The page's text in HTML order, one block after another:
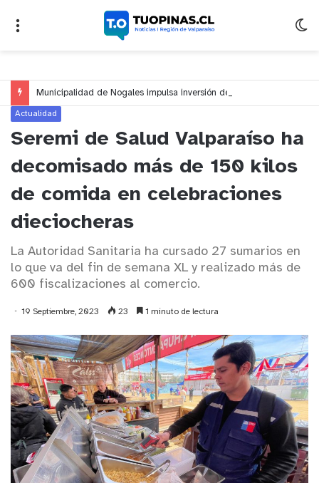
Actualidad
Seremi de Salud Valparaíso ha
decomisado más de 150 kilos
de comida en celebraciones
dieciocheras
La Autoridad Sanitaria ha cursado 27 sumarios en
lo que va del fin de semana XL y realizado más de
600 fiscalizaciones al comercio.
19 Septiembre, 2023 23 1 minuto de lectura